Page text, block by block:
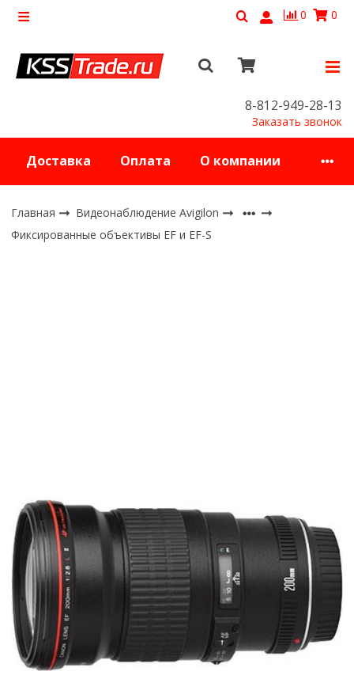
0 0
8-812-949-28-13
Заказать звонок
Доставка Оплата О компании
Главная
Видеонаблюдение Avigilon
Фиксированные объективы EF и EF-S